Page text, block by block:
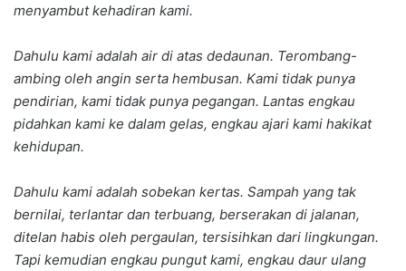
menyambut kehadiran kami.
Dahulu kami adalah air di atas dedaunan. Terombang-
ambing oleh angin serta hembusan. Kami tidak punya
pendirian, kami tidak punya pegangan. Lantas engkau
pidahkan kami ke dalam gelas, engkau ajari kami hakikat
kehidupan.
Dahulu kami adalah sobekan kertas. Sampah yang tak
bernilai, terlantar dan terbuang, berserakan di jalanan,
ditelan habis oleh pergaulan, tersisihkan dari lingkungan.
Tapi kemudian engkau pungut kami, engkau daur ulang